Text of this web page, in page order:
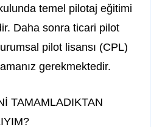
temel pilotaj eğitimi
Daha sonra ticari pilot
pilot lisansı (CPL)
gerekmektedir.
TAMAMLADIKTAN